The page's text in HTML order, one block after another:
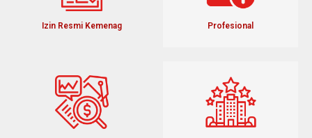
Izin Resmi Kemenag Profesional